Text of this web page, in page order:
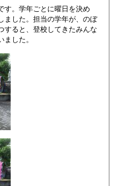
。学年ごとに曜日を決め
ました。担当の学年が、のぼ
すると、登校してきたみんな
した。